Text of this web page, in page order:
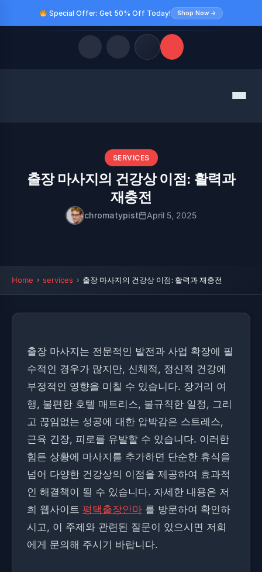
Special Offer: Get 50% Off Today! Shop Now →
Menu
SERVICES
출장 마사지의 건강상 이점: 활력과
재충전
chromatypist April 5, 2025
Home services 출장 마사지의 건강상 이점: 활력과 재충전
출장 마사지는 전문적인 발전과 사업 확장에 필
수적인 경우가 많지만, 신체적, 정신적 건강에
부정적인 영향을 미칠 수 있습니다. 장거리 여
행, 불편한 호텔 매트리스, 불규칙한 일정, 그리
고 끊임없는 성공에 대한 압박감은 스트레스,
근육 긴장, 피로를 유발할 수 있습니다. 이러한
힘든 상황에 마사지를 추가하면 단순한 휴식을
넘어 다양한 건강상의 이점을 제공하여 효과적
인 해결책이 될 수 있습니다. 자세한 내용은 저
희 웹사이트 평택출장안마 를 방문하여 확인하
시고, 이 주제와 관련된 질문이 있으시면 저희
에게 문의해 주시기 바랍니다.